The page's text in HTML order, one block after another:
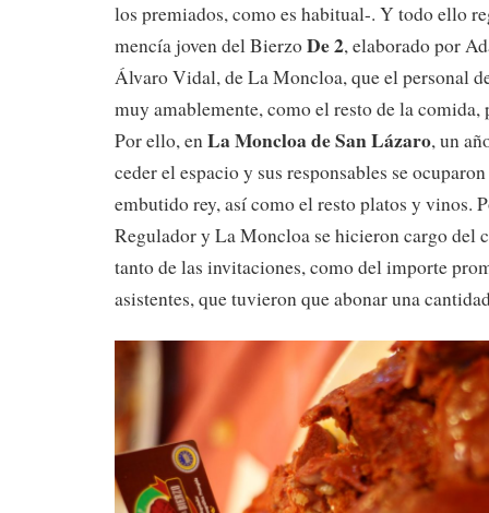
los premiados, como es habitual-. Y todo ello
mencía joven del BierzoDe 2, elaborado por
Álvaro Vidal, de La Moncloa, que el personal
muy amablemente, como el resto de la comida,
Por ello, enLa Moncloa de San Lázaro, un
ceder el espacio y sus responsables se
embutido rey, así como el resto platos y vinos.
Regulador y La Moncloa se hicieron cargo del
tanto de las invitaciones, como del importe
asistentes, que tuvieron que abonar una